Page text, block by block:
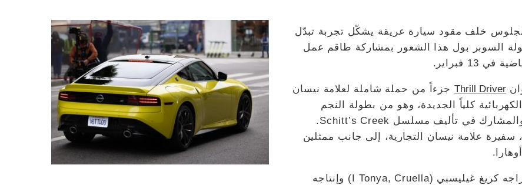
خلف مقود سيارة عريقة يشكّل تجربة تبدّل
السوبر بول هذا الشعور بمشاركة طاقم عمل
فبراير.
Thrill Driverجزءاً من حملة شاملة لعلامة نيسان
الكهربائية كلياً الجديدة، وهو من بطولة النجم
يوجين ليفي، الممثل الحائز على جائزة "إيمي" والمشارك في تأليف مسلسل Schitt’s Creek.
علامة نيسان التجارية، إلى جانب ممثلين
وبالإضافة إلى الإعلان التلفزيوني الذي تولّى إخراجه كريغ غيليسبي (I Tonya, Cruella) وإنتاجه